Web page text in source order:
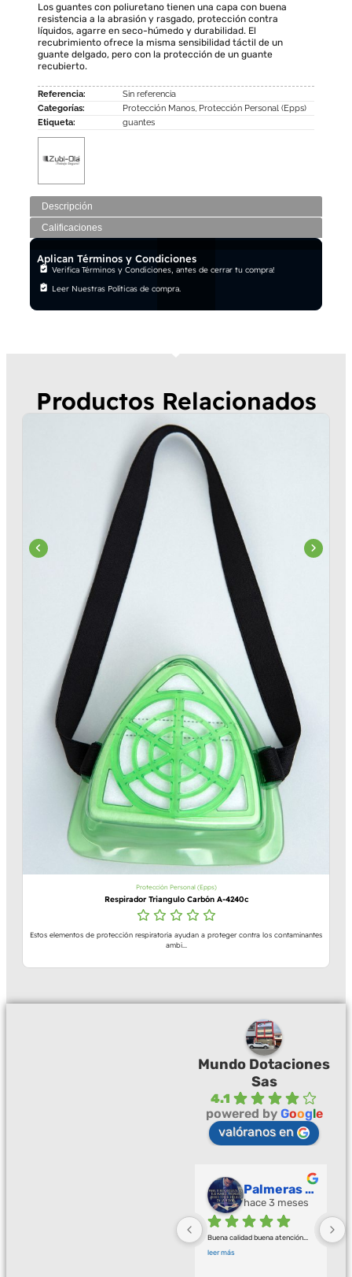
Descripción
Calificaciones
Los guantes con poliuretano tienen una capa con buena
resistencia a la abrasión y rasgado, protección contra
líquidos, agarre en seco-húmedo y durabilidad. El
recubrimiento ofrece la misma sensibilidad táctil de un
guante delgado, pero con la protección de un guante
recubierto.
Referencia:
Sin referencia
Categorías:
Protección Manos Protección Personal (Epps)
Etiqueta:
guantes
Aplican Términos y Condiciones
Verifica Términos y Condiciones, antes de cerrar tu compra!
Leer Nuestras Políticas de compra.
Productos Relacionados
Protección Personal (Epps)
Respirador Triangulo Carbón A-4240c
Estos elementos de protección respiratoria ayudan a proteger contra los contaminantes
ambi...
Mundo Dotaciones
Sas
4.1
powered by Google
valóranos en
Palmeras Doradas
hace 3 meses
Buena calidad buena atención
leer más